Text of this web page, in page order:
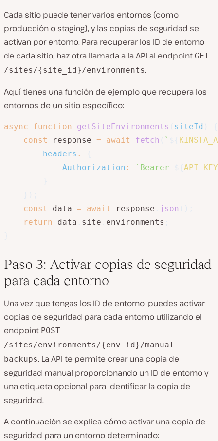
Cada sitio puede tener varios entornos (como
producción o staging), y las copias de seguridad se
activan por entorno. Para recuperar los ID de entorno
de cada sitio, haz otra llamada a la API al endpoint GET
/sites/{site_id}/environments.
Aquí tienes una función de ejemplo que recupera los
entornos de un sitio específico:
async function getSiteEnvironments siteId
const
response = await fetch `
headers :
Authorization : ` Bearer
API_KEY
const
data = await response json
return data site environments
Paso 3: Activar copias de seguridad
para cada entorno
Una vez que tengas los ID de entorno, puedes activar
copias de seguridad para cada entorno utilizando el
endpoint POST
/sites/environments/{env_id}/manual-
backups. La API te permite crear una copia de
seguridad manual proporcionando un ID de entorno y
una etiqueta opcional para identificar la copia de
seguridad.
A continuación se explica cómo activar una copia de
seguridad para un entorno determinado: